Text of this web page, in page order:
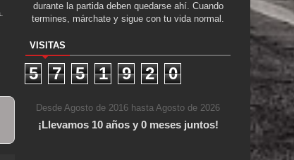
durante la partida deben quedarse ahí. Cuando
termines, márchate y sigue con tu vida normal.
VISITAS
5 7 5 1 9 2 0
Desde Agosto de 2016 hasta Agosto de 2026
¡Llevamos 10 años y 0 meses juntos!